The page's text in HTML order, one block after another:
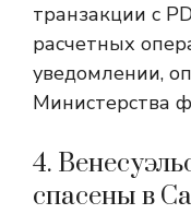
транзакции с
расчетных
уведомлении,
Министерства
4.
спасены в